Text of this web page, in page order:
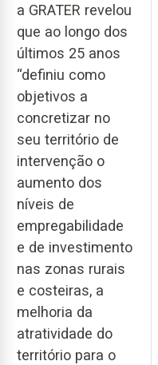
a GRATER revelou
que ao longo dos
últimos 25 anos
“definiu como
objetivos a
concretizar no
seu território de
intervenção o
aumento dos
níveis de
empregabilidade
e de investimento
nas zonas rurais
e costeiras, a
melhoria da
atratividade do
território para o